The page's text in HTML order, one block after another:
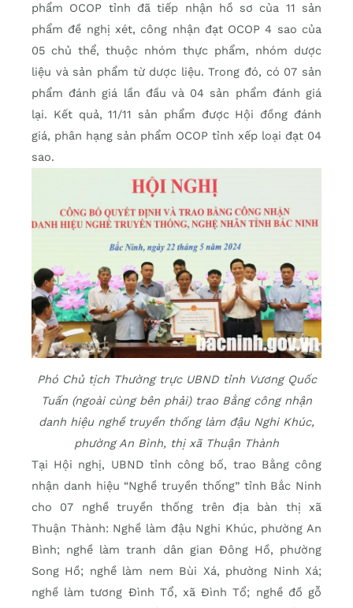
phẩm OCOP tỉnh đã tiếp nhận hồ sơ của 11 sản
phẩm đề nghị xét, công nhận đạt OCOP 4 sao của
05 chủ thể, thuộc nhóm thực phẩm, nhóm dược
liệu và sản phẩm từ dược liệu. Trong đó, có 07 sản
phẩm đánh giá lần đầu và 04 sản phẩm đánh giá
lại. Kết quả, 11/11 sản phẩm được Hội đồng đánh
giá, phân hạng sản phẩm OCOP tỉnh xếp loại đạt 04
sao.
Phó Chủ tịch Thường trực UBND tỉnh Vương Quốc
Tuấn (ngoài cùng bên phải) trao Bằng công nhận
danh hiệu nghề truyền thống làm đậu Nghi Khúc,
phường An Bình, thị xã Thuận Thành
Tại Hội nghị, UBND tỉnh công bố, trao Bằng công
nhận danh hiệu “Nghề truyền thống” tỉnh Bắc Ninh
cho 07 nghề truyền thống trên địa bàn thị xã
Thuận Thành: Nghề làm đậu Nghi Khúc, phường An
Bình; nghề làm tranh dân gian Đông Hồ, phường
Song Hồ; nghề làm nem Bùi Xá, phường Ninh Xá;
nghề làm tương Đình Tổ, xã Đình Tổ; nghề đồ gỗ